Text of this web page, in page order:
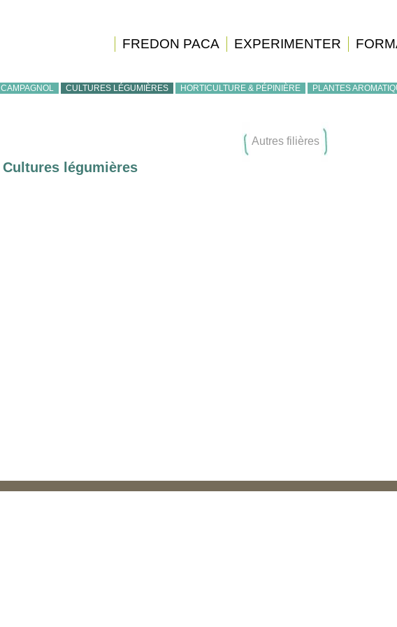
FREDON PACA EXPERIMENTER
CAMPAGNOL CULTURES LÉGUMIÈRES HORTICULTURE & PÉPINIÈRE PLANTES
Autres filières
Cultures légumières